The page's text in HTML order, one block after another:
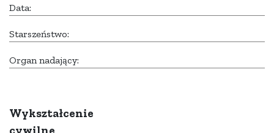
Data:
Starszeństwo:
Organ nadający:
Wykształcenie